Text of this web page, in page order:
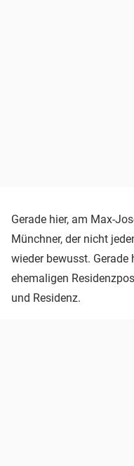
Gerade hier, am Max-
Münchner, der nicht
wieder bewusst. Gerade
ehemaligen
und Residenz.